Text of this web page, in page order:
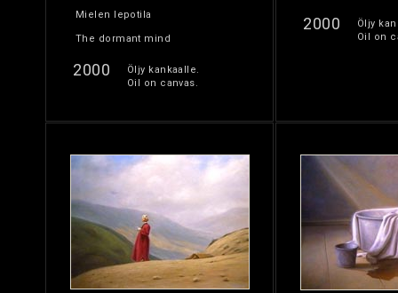
Mielen lepotila
The dormant mind
2000
Öljy kankaalle.
Oil on canvas.
2000
Öljy
Oil on